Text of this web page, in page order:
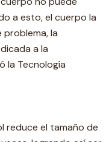
a esto, el cuerpo la
problema, la
a la
la Tecnología
reduce el tamaño de